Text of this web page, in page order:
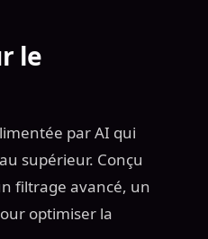
le
par AI qui
supérieur. Conçu
filtrage avancé, un
optimiser la